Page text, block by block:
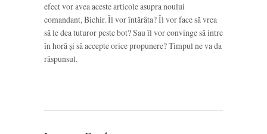
efect vor avea aceste articole asupra noului
comandant, Bichir. Îl vor întărâta? Îl vor face să vrea
să le dea tuturor peste bot? Sau îl vor convinge să intre
în horă și să accepte orice propunere? Timpul ne va da
răspunsul.